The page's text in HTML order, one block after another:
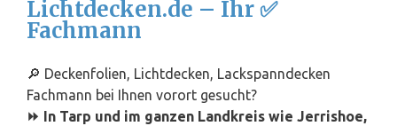
Lichtdecken.de – Ihr ✅
Fachmann
🔎 Deckenfolien, Lichtdecken, Lackspanndecken
Fachmann bei Ihnen vorort gesucht?
⏩ In Tarp und im ganzen Landkreis wie Jerrishoe,